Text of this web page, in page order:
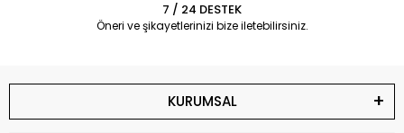
7 / 24 DESTEK
Öneri ve şikayetlerinizi bize iletebilirsiniz.
KURUMSAL